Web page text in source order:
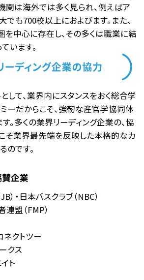
は海外では多く見られ、例えばア
でも700校以上におよびます。また、
中心に存在し、その多くは職業に結
います。
して、業界内にスタンスをおく総合学
ーだからこそ、強靭な産官学協同体
。多くの業界リーディング企業の、協
そ業界最先端を反映した本格的なカ
のです。
賛企業
）・日本バスクラブ（NBC）
盟（FMP）
クトツー
クス
ト